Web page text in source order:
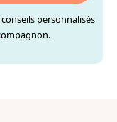
personnalisés